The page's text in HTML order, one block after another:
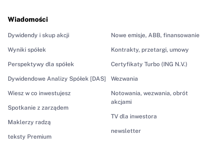
Wiadomości
Dywidendy i skup akcji
Wyniki spółek
Perspektywy dla spółek
Dywidendowe Analizy Spółek [DAS]
Wiesz w co inwestujesz
Spotkanie z zarządem
Maklerzy radzą
teksty Premium
Nowe emisje, ABB, finansowanie
Kontrakty, przetargi, umowy
Certyfikaty Turbo (ING N.V.)
Wezwania
Notowania, wezwania, obrót
akcjami
TV dla inwestora
newsletter